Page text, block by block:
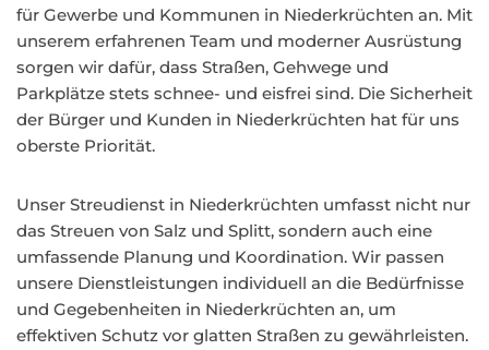
für Gewerbe und Kommunen in Niederkrüchten an. Mit
unserem erfahrenen Team und moderner Ausrüstung
sorgen wir dafür, dass Straßen, Gehwege und
Parkplätze stets schnee- und eisfrei sind. Die Sicherheit
der Bürger und Kunden in Niederkrüchten hat für uns
oberste Priorität.
Unser Streudienst in Niederkrüchten umfasst nicht nur
das Streuen von Salz und Splitt, sondern auch eine
umfassende Planung und Koordination. Wir passen
unsere Dienstleistungen individuell an die Bedürfnisse
und Gegebenheiten in Niederkrüchten an, um
effektiven Schutz vor glatten Straßen zu gewährleisten.